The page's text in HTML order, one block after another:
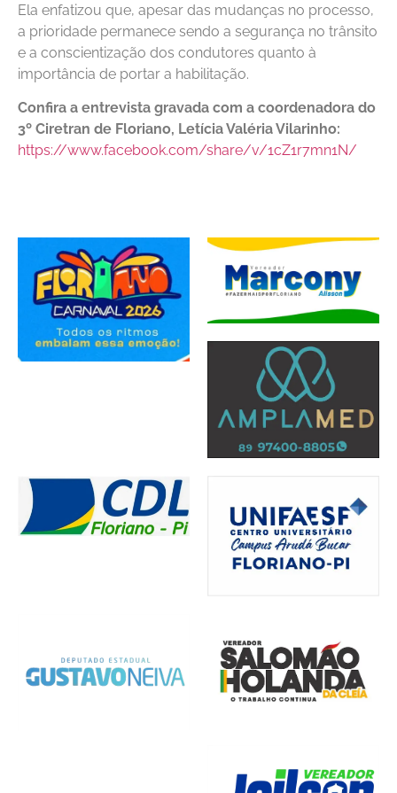
Ela enfatizou que, apesar das mudanças no processo,
a prioridade permanece sendo a segurança no trânsito
e a conscientização dos condutores quanto à
importância de portar a habilitação.
Confira a entrevista gravada com a coordenadora do
3º Ciretran de Floriano, Letícia Valéria Vilarinho:
https://www.facebook.com/share/v/1cZ1r7mn1N/